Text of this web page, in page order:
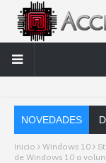
NOVEDADES
Inicio Windows 10
de Windows 10 a